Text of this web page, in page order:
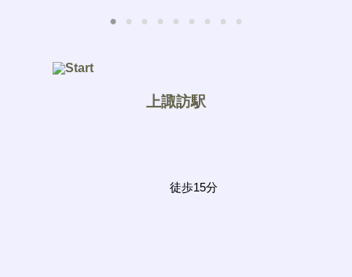
上諏訪駅
徒歩15分